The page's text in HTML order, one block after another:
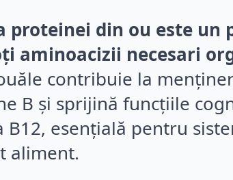
proteinei din ou este
aminoacizii necesari
contribuie la
B și sprijină funcțiile
esențială pentru
aliment.